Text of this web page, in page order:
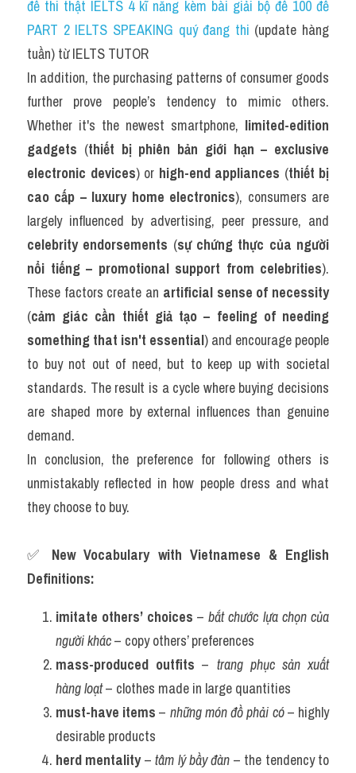
đề thi thật IELTS 4 kĩ năng kèm bài giải bộ đề 100 đề
PART 2 IELTS SPEAKING quý đang thi (update hàng
tuần) từ IELTS TUTOR
In addition, the purchasing patterns of consumer goods
further prove people’s tendency to mimic others.
Whether it's the newest smartphone, limited-edition
gadgets (thiết bị phiên bản giới hạn – exclusive
electronic devices) or high-end appliances (thiết bị
cao cấp – luxury home electronics), consumers are
celebrity endorsements (sự chứng thực của người
nổi tiếng – promotional support from celebrities).
These factors create an artificial sense of necessity
(cảm giác cần thiết giả tạo – feeling of needing
something that isn't essential) and encourage people
to buy not out of need, but to keep up with societal
standards. The result is a cycle where buying decisions
are shaped more by external influences than genuine
demand.
In conclusion, the preference for following others is
unmistakably reflected in how people dress and what
they choose to buy.
✅ New Vocabulary with Vietnamese & English
Definitions:
imitate others’ choices – bắt chước lựa chọn của
người khác – copy others’ preferences
mass-produced outfits – trang phục sản xuất
hàng loạt – clothes made in large quantities
must-have items – những món đồ phải có – highly
desirable products
herd mentality – tâm lý bầy đàn – the tendency to